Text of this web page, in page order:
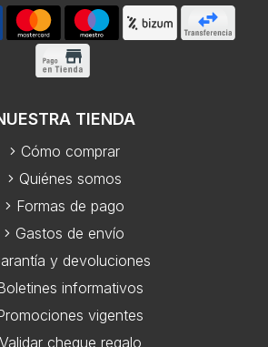
TIENDA
Cómo comprar
Quiénes somos
Formas de pago
Gastos de envío
y devoluciones
informativos
vigentes
Validar cheque regalo